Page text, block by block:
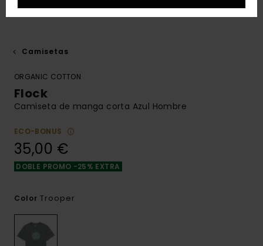
Camisetas
ORGANIC COTTON
Flock
Camiseta de manga corta Azul Hombre
ECO-BONUS
35,00 €
DOBLE PROMO -25% EXTRA
Color Trooper